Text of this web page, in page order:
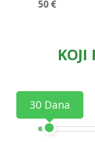
50 €
KOJI
30 Dana